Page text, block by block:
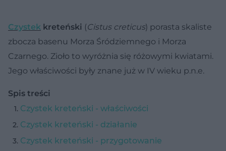
Czystek kreteński (Cistus creticus) porasta skaliste
zbocza basenu Morza Śródziemnego i Morza
Czarnego. Zioło to wyróżnia się różowymi kwiatami.
Jego właściwości były znane już w IV wieku p.n.e.
Spis treści
Czystek kreteński - właściwości
Czystek kreteński - działanie
Czystek kreteński - przygotowanie